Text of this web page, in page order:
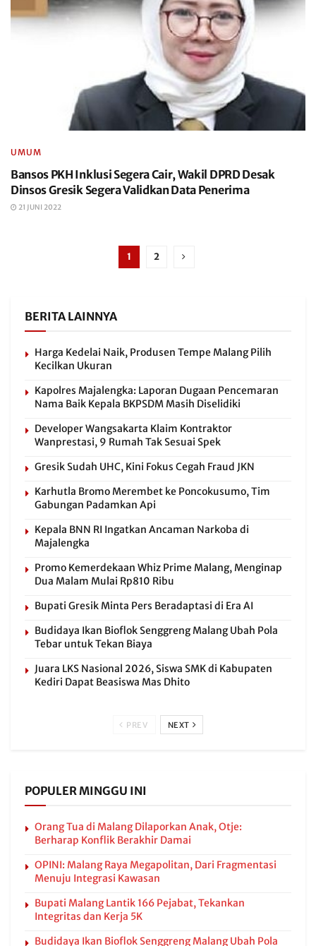
UMUM
Bansos PKH Inklusi Segera Cair, Wakil DPRD Desak
Dinsos Gresik Segera Validkan Data Penerima
21 JUNI 2022
1 2
BERITA LAINNYA
Harga Kedelai Naik, Produsen Tempe Malang Pilih
Kecilkan Ukuran
Kapolres Majalengka: Laporan Dugaan Pencemaran
Nama Baik Kepala BKPSDM Masih Diselidiki
Developer Wangsakarta Klaim Kontraktor
Wanprestasi, 9 Rumah Tak Sesuai Spek
Gresik Sudah UHC, Kini Fokus Cegah Fraud JKN
Karhutla Bromo Merembet ke Poncokusumo, Tim
Gabungan Padamkan Api
Kepala BNN RI Ingatkan Ancaman Narkoba di
Majalengka
Promo Kemerdekaan Whiz Prime Malang, Menginap
Dua Malam Mulai Rp810 Ribu
Bupati Gresik Minta Pers Beradaptasi di Era AI
Budidaya Ikan Bioflok Senggreng Malang Ubah Pola
Tebar untuk Tekan Biaya
Juara LKS Nasional 2026, Siswa SMK di Kabupaten
Kediri Dapat Beasiswa Mas Dhito
PREV NEXT
POPULER MINGGU INI
Orang Tua di Malang Dilaporkan Anak, Otje:
Berharap Konflik Berakhir Damai
OPINI: Malang Raya Megapolitan, Dari Fragmentasi
Menuju Integrasi Kawasan
Bupati Malang Lantik 166 Pejabat, Tekankan
Integritas dan Kerja 5K
Budidaya Ikan Bioflok Senggreng Malang Ubah Pola